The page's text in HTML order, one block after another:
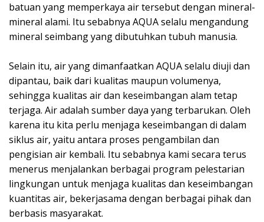
batuan yang memperkaya air tersebut dengan mineral-
mineral alami. Itu sebabnya AQUA selalu mengandung
mineral seimbang yang dibutuhkan tubuh manusia. ⁣
Selain itu, air yang dimanfaatkan AQUA selalu diuji dan
dipantau, baik dari kualitas maupun volumenya,
sehingga kualitas air dan keseimbangan alam tetap
terjaga. Air adalah sumber daya yang terbarukan. Oleh
karena itu kita perlu menjaga keseimbangan di dalam
siklus air, yaitu antara proses pengambilan dan
pengisian air kembali. Itu sebabnya kami secara terus
menerus menjalankan berbagai program pelestarian
lingkungan untuk menjaga kualitas dan keseimbangan
kuantitas air, bekerjasama dengan berbagai pihak dan
berbasis masyarakat. ⁣